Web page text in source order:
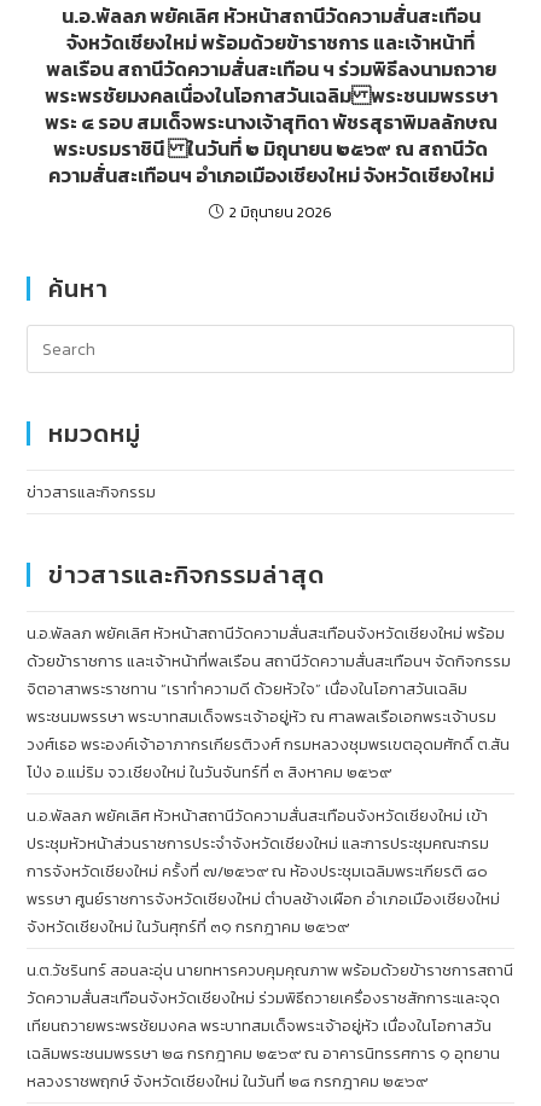
น.อ.พัลลภ พยัคเลิศ หัวหน้าสถานีวัดความสั่นสะเทือน
จังหวัดเชียงใหม่ พร้อมด้วยข้าราชการ และเจ้าหน้าที่
พลเรือน สถานีวัดความสั่นสะเทือน ฯ ร่วมพิธีลงนามถวาย
พระพรชัยมงคลเนื่องในโอกาสวันเฉลิม พระชนมพรรษา
พระ ๔ รอบ สมเด็จพระนางเจ้าสุทิดา พัชรสุธาพิมลลักษณ
พระบรมราชินี ในวันที่ ๒ มิถุนายน ๒๕๖๙ ณ สถานีวัด
ความสั่นสะเทือนฯ อำเภอเมืองเชียงใหม่ จังหวัดเชียงใหม่
2 มิถุนายน 2026
ค้นหา
หมวดหมู่
ข่าวสารและกิจกรรม
ข่าวสารและกิจกรรมล่าสุด
น.อ.พัลลภ พยัคเลิศ หัวหน้าสถานีวัดความสั่นสะเทือนจังหวัดเชียงใหม่ พร้อม
ด้วยข้าราชการ และเจ้าหน้าที่พลเรือน สถานีวัดความสั่นสะเทือนฯ จัดกิจกรรม
จิตอาสาพระราชทาน “เราทำความดี ด้วยหัวใจ” เนื่องในโอกาสวันเฉลิม
พระชนมพรรษา พระบาทสมเด็จพระเจ้าอยู่หัว ณ ศาลพลเรือเอกพระเจ้าบรม
วงศ์เธอ พระองค์เจ้าอาภากรเกียรติวงศ์ กรมหลวงชุมพรเขตอุดมศักดิ์ ต.สัน
โป่ง อ.แม่ริม จว.เชียงใหม่ ในวันจันทร์ที่ ๓ สิงหาคม ๒๕๖๙
น.อ.พัลลภ พยัคเลิศ หัวหน้าสถานีวัดความสั่นสะเทือนจังหวัดเชียงใหม่ เข้า
ประชุมหัวหน้าส่วนราชการประจำจังหวัดเชียงใหม่ และการประชุมคณะกรม
การจังหวัดเชียงใหม่ ครั้งที่ ๗/๒๕๖๙ ณ ห้องประชุมเฉลิมพระเกียรติ ๘๐
พรรษา ศูนย์ราชการจังหวัดเชียงใหม่ ตำบลช้างเผือก อำเภอเมืองเชียงใหม่
จังหวัดเชียงใหม่ ในวันศุกร์ที่ ๓๑ กรกฎาคม ๒๕๖๙
น.ต.วัชรินทร์ สอนละอุ่น นายทหารควบคุมคุณภาพ พร้อมด้วยข้าราชการสถานี
วัดความสั่นสะเทือนจังหวัดเชียงใหม่ ร่วมพิธีถวายเครื่องราชสักการะและจุด
เทียนถวายพระพรชัยมงคล พระบาทสมเด็จพระเจ้าอยู่หัว เนื่องในโอกาสวัน
เฉลิมพระชนมพรรษา ๒๘ กรกฎาคม ๒๕๖๙ ณ อาคารนิทรรศการ ๑ อุทยาน
หลวงราชพฤกษ์ จังหวัดเชียงใหม่ ในวันที่ ๒๘ กรกฎาคม ๒๕๖๙